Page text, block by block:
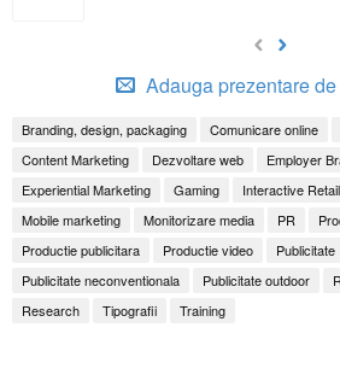
Adauga prezentare
Branding, design, packaging Comunicare online
Content Marketing
Dezvoltare web Employer
Experiential Marketing
Gaming Interactive Retail
Mobile marketing
Monitorizare media PR
Productie publicitara
Productie video Publicitate
Publicitate neconventionala
Publicitate outdoor
Research
Tipografii Training